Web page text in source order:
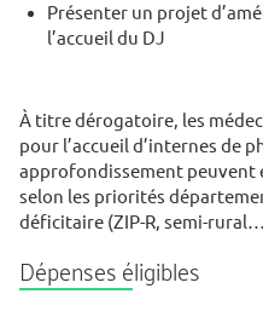
Présenter un projet
l’accueil du DJ
À titre dérogatoire, les
pour l’accueil d’internes de
approfondissement peuvent
selon les priorités
déficitaire (ZIP-R, semi-
Dépenses éligibles